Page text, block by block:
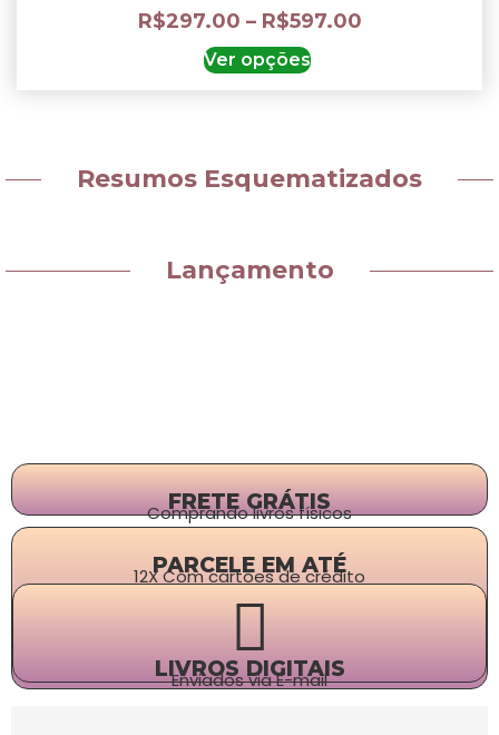
R$297.00 – R$597.00
Ver opções
Resumos Esquematizados
Lançamento
FRETE GRÁTIS
Comprando livros físicos
PARCELE EM ATÉ
12X Com cartões de crédito
LIVROS DIGITAIS
Enviados via E-mail